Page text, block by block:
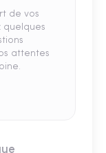
de vos
quelques
attentes